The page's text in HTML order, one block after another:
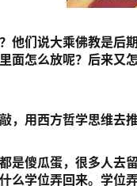
他们说大乘佛教是后
面怎么放呢？后来又
，用西方哲学思维去
是傻瓜蛋，很多人去
么学位弄回来。学位